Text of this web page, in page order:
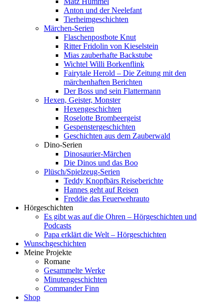
Anton und der Neelefant
Tierheimgeschichten
Märchen-Serien
Flaschenpostbote Knut
Ritter Fridolin von Kieselstein
Mias zauberhafte Backstube
Wichtel Willi Borkenflink
Fairytale Herold – Die Zeitung mit den
märchenhaften Berichten
Der Boss und sein Flattermann
Hexen, Geister, Monster
Hexengeschichten
Roselotte Brombeergeist
Gespenstergeschichten
Geschichten aus dem Zauberwald
Dino-Serien
Dinosaurier-Märchen
Die Dinos und das Boo
Plüsch/Spielzeug-Serien
Teddy Knopfbärs Reiseberichte
Hannes geht auf Reisen
Freddie das Feuerwehrauto
Hörgeschichten
Es gibt was auf die Ohren – Hörgeschichten und
Podcasts
Papa erklärt die Welt – Hörgeschichten
Wunschgeschichten
Meine Projekte
Romane
Gesammelte Werke
Minutengeschichten
Commander Finn
Shop